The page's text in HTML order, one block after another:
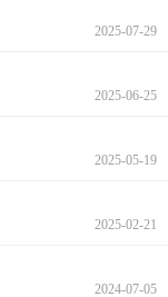
2025-07-29
2025-06-25
2025-05-19
2025-02-21
2024-07-05